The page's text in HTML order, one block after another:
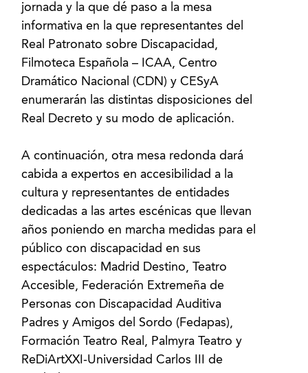
jornada y la que dé paso a la mesa
informativa en la que representantes del
Real Patronato sobre Discapacidad,
Filmoteca Española – ICAA, Centro
Dramático Nacional (CDN) y CESyA
enumerarán las distintas disposiciones del
Real Decreto y su modo de aplicación.
A continuación, otra mesa redonda dará
cabida a expertos en accesibilidad a la
cultura y representantes de entidades
dedicadas a las artes escénicas que llevan
años poniendo en marcha medidas para el
público con discapacidad en sus
espectáculos: Madrid Destino, Teatro
Accesible, Federación Extremeña de
Personas con Discapacidad Auditiva
Padres y Amigos del Sordo (Fedapas),
Formación Teatro Real, Palmyra Teatro y
ReDiArtXXI-Universidad Carlos III de